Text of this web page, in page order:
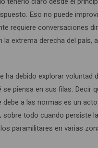
Eso no puede
requiere conversaciones
la extrema derecha del país,
ha debido explorar voluntad
se piensa en sus filas. Decir
debe a las normas es un
todo cuando persiste
paramilitares en varias